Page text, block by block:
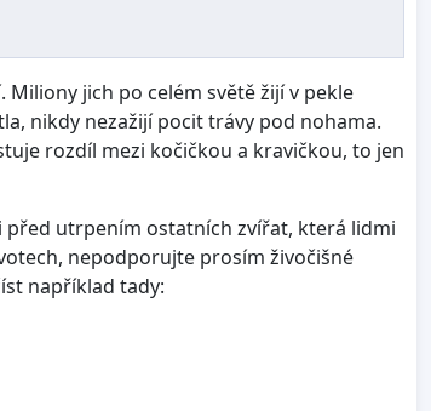
jich po celém světě žijí v pekle
nikdy nezažijí pocit trávy pod nohama.
rozdíl mezi kočičkou a kravičkou, to jen
před utrpením ostatních zvířat, která lidmi
nepodporujte prosím živočišné
například tady: